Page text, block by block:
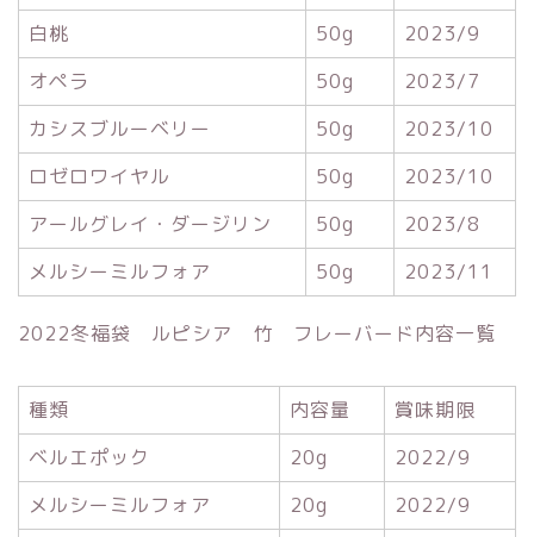
白桃
50g
2023/9
オペラ
50g
2023/7
カシスブルーベリー
50g
2023/10
ロゼロワイヤル
50g
2023/10
アールグレイ・ダージリン
50g
2023/8
メルシーミルフォア
50g 2023/11
2022冬福袋 ルピシア 竹 フレーバード内容一覧
種類 内容量
賞味期限
ベルエポック
20g
2022/9
メルシーミルフォア
20g
2022/9